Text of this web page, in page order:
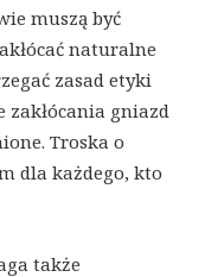
muszą być
naturalne
zasad etyki
gniazd
Troska o
dla każdego, kto
także